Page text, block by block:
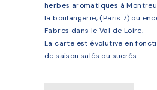
herbes aromatiques à
la boulangerie, (Paris 7) ou
Fabres dans le Val de Loire.
La carte est évolutive en
de saison salés ou sucrés